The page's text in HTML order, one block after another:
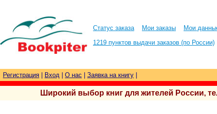
Статус заказа Мои заказы
Мои
1219 пунктов выдачи заказов (по России)
Регистрация Вход О нас Заявка на книгу
Широкий выбор книг для жителей России,